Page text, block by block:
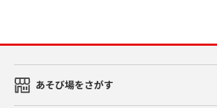
あそび場をさがす